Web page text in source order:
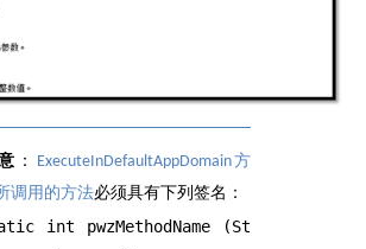
： ExecuteInDefaultAppDomain方
调用的方法必须具有下列签名：
int pwzMethodName (St